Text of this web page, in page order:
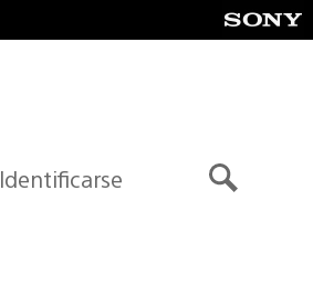
Identificarse